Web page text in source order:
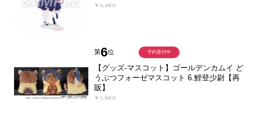
￥2,200
第6位
【グッズ-マスコット】ゴールデンカムイ ど
うぶつフォーゼマスコット 6.鯉登少尉【再
販】
￥1,980
予約受付中